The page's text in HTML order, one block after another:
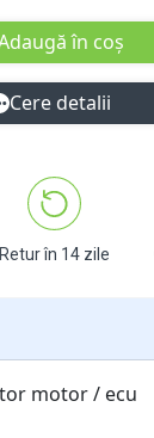
în coș
Cere detalii
Retur în 14 zile
motor / ecu